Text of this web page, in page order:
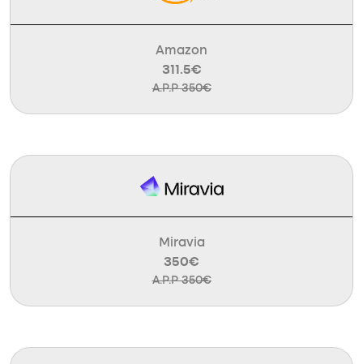
Amazon
311.5€
A.P.P 350€
Miravia
350€
A.P.P 350€